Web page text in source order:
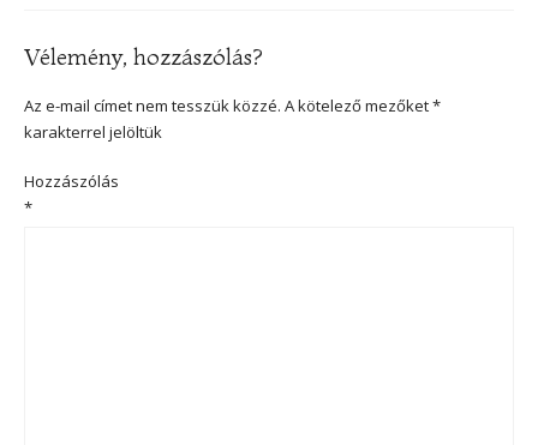
Vélemény, hozzászólás?
Az e-mail címet nem tesszük közzé. A kötelező mezőket*
karakterrel jelöltük
Hozzászólás
*